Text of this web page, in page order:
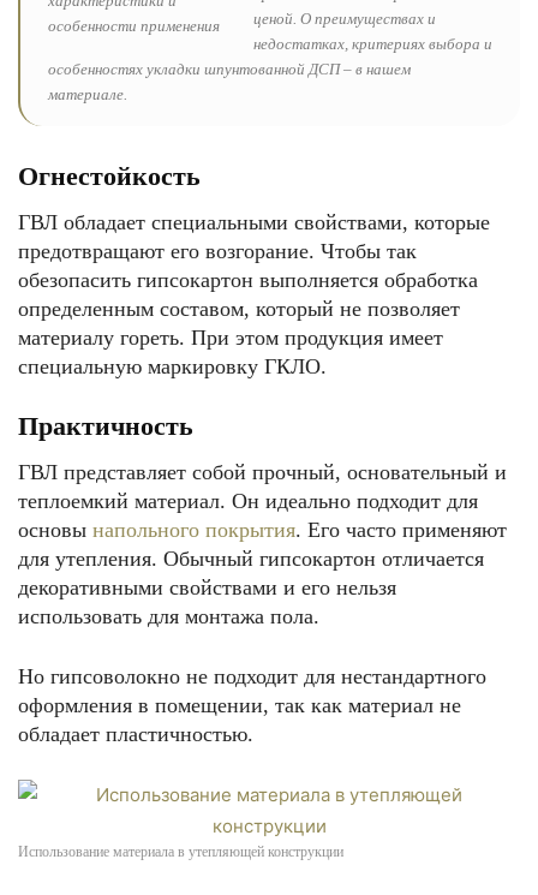
ценой. О преимуществах и
недостатках, критериях выбора и
особенностях укладки шпунтованной ДСП – в нашем
материале.
Огнестойкость
ГВЛ обладает специальными свойствами, которые
предотвращают его возгорание. Чтобы так
обезопасить гипсокартон выполняется обработка
определенным составом, который не позволяет
материалу гореть. При этом продукция имеет
специальную маркировку ГКЛО.
Практичность
ГВЛ представляет собой прочный, основательный и
теплоемкий материал. Он идеально подходит для
основы напольного покрытия. Его часто применяют
для утепления. Обычный гипсокартон отличается
декоративными свойствами и его нельзя
использовать для монтажа пола.
Но гипсоволокно не подходит для нестандартного
оформления в помещении, так как материал не
обладает пластичностью.
Использование материала в утепляющей конструкции